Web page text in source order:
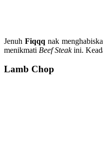
JenuhFiqqq nak
menikmati Beef Steakini.
Lamb Chop